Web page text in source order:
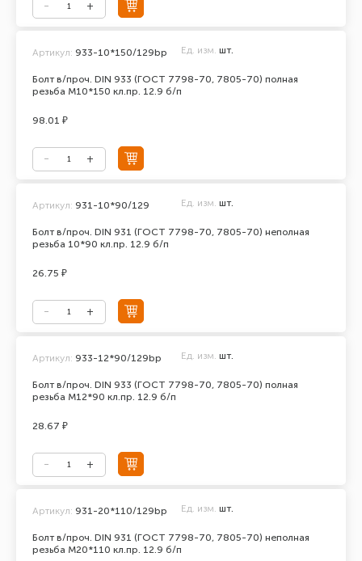
Болт в/проч. DIN 933 (ГОСТ 7798-70, 7805-70) полная
резьба М10*150 кл.пр. 12.9 б/п
Артикул: 933-10*150/129bp Ед. изм. шт.
98.01 ₽
Болт в/проч. DIN 931 (ГОСТ 7798-70, 7805-70) неполная
резьба 10*90 кл.пр. 12.9 б/п
Артикул: 931-10*90/129 Ед. изм. шт.
26.75 ₽
Болт в/проч. DIN 933 (ГОСТ 7798-70, 7805-70) полная
резьба М12*90 кл.пр. 12.9 б/п
Артикул: 933-12*90/129bp Ед. изм. шт.
28.67 ₽
Болт в/проч. DIN 931 (ГОСТ 7798-70, 7805-70) неполная
резьба М20*110 кл.пр. 12.9 б/п
Артикул: 931-20*110/129bp Ед. изм. шт.